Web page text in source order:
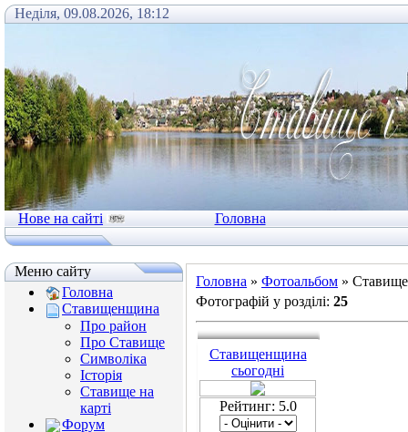
Неділя, 09.08.2026, 18:12
Нове на сайті Головна
Меню сайту
Головна
Ставищенщина
Про район
Про Ставище
Символіка
Історія
Ставище на
карті
Форум
Головна » Фотоальбом »
Фотографій у розділі: 25
Ставищенщина
сьогодні
Рейтинг: 5.0